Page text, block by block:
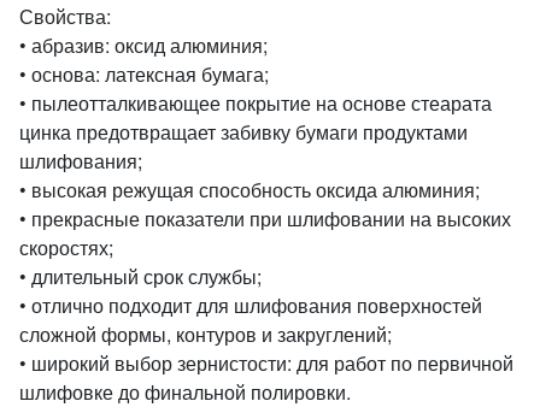
Свойства:
• абразив: оксид алюминия;
• основа: латексная бумага;
• пылеотталкивающее покрытие на основе стеарата
цинка предотвращает забивку бумаги продуктами
шлифования;
• высокая режущая способность оксида алюминия;
• прекрасные показатели при шлифовании на высоких
скоростях;
• длительный срок службы;
• отлично подходит для шлифования поверхностей
сложной формы, контуров и закруглений;
• широкий выбор зернистости: для работ по первичной
шлифовке до финальной полировки.